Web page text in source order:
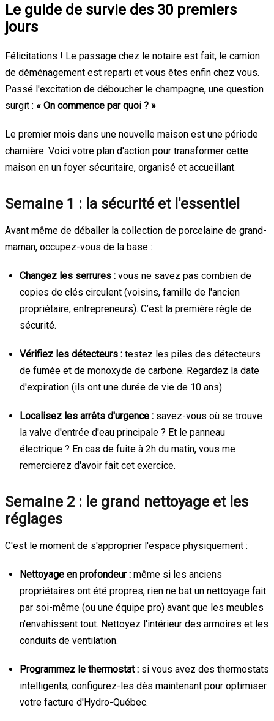
Le guide de survie des 30 premiers
jours
Félicitations ! Le passage chez le notaire est fait, le camion
de déménagement est reparti et vous êtes enfin chez vous.
Passé l'excitation de déboucher le champagne, une question
surgit : « On commence par quoi ? »
Le premier mois dans une nouvelle maison est une période
charnière. Voici votre plan d'action pour transformer cette
maison en un foyer sécuritaire, organisé et accueillant.
Semaine 1 : la sécurité et l'essentiel
Avant même de déballer la collection de porcelaine de grand-
maman, occupez-vous de la base :
Changez les serrures : vous ne savez pas combien de
copies de clés circulent (voisins, famille de l'ancien
propriétaire, entrepreneurs). C’est la première règle de
sécurité.
Vérifiez les détecteurs : testez les piles des détecteurs
de fumée et de monoxyde de carbone. Regardez la date
d'expiration (ils ont une durée de vie de 10 ans).
Localisez les arrêts d'urgence : savez-vous où se trouve
la valve d'entrée d'eau principale ? Et le panneau
électrique ? En cas de fuite à 2h du matin, vous me
remercierez d'avoir fait cet exercice.
Semaine 2 : le grand nettoyage et les
réglages
C'est le moment de s'approprier l'espace physiquement :
Nettoyage en profondeur : même si les anciens
propriétaires ont été propres, rien ne bat un nettoyage fait
par soi-même (ou une équipe pro) avant que les meubles
n'envahissent tout. Nettoyez l'intérieur des armoires et les
conduits de ventilation.
Programmez le thermostat : si vous avez des thermostats
intelligents, configurez-les dès maintenant pour optimiser
votre facture d'Hydro-Québec.